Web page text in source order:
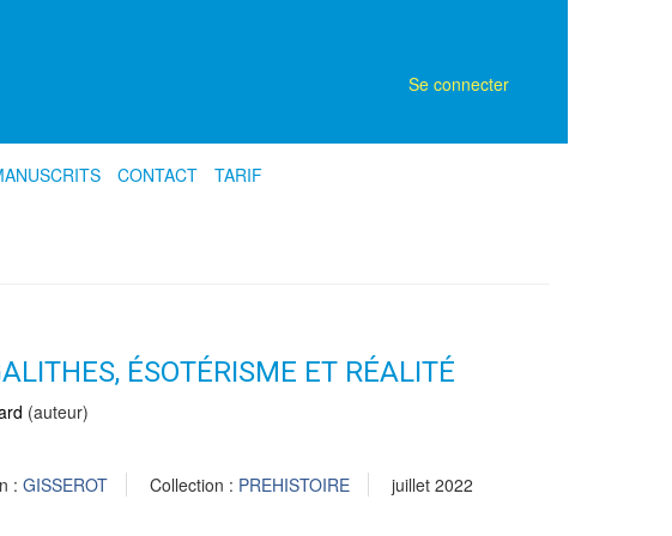
Se connecter
CONTACT TARIF
ÉSOTÉRISME ET RÉALITÉ
(auteur)
: GISSEROT Collection : PREHISTOIRE juillet 2022